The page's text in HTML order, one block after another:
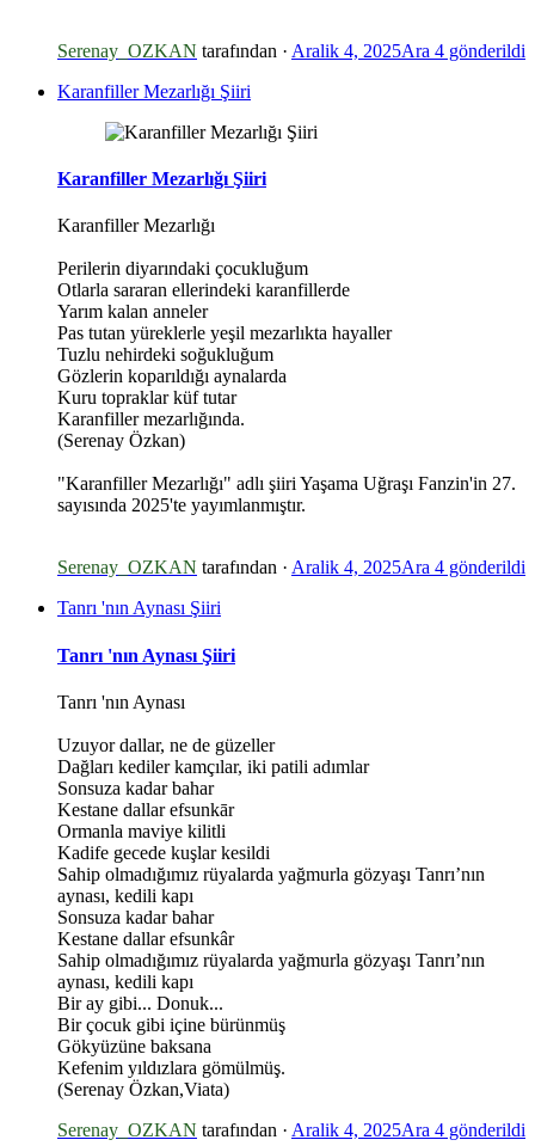
Serenay_OZKAN tarafından · Aralik 4, 2025Ara 4 gönderildi
Karanfiller Mezarlığı Şiiri
Karanfiller Mezarlığı Şiiri
Karanfiller Mezarlığı
Perilerin diyarındaki çocukluğum
Otlarla sararan ellerindeki karanfillerde
Yarım kalan anneler
Pas tutan yüreklerle yeşil mezarlıkta hayaller
Tuzlu nehirdeki soğukluğum
Gözlerin koparıldığı aynalarda
Kuru topraklar küf tutar
Karanfiller mezarlığında.
(Serenay Özkan)
"Karanfiller Mezarlığı" adlı şiiri Yaşama Uğraşı Fanzin'in 27.
sayısında 2025'te yayımlanmıştır.
Serenay_OZKAN tarafından · Aralik 4, 2025Ara 4 gönderildi
Tanrı 'nın Aynası Şiiri
Tanrı 'nın Aynası Şiiri
Tanrı 'nın Aynası
Uzuyor dallar, ne de güzeller
Dağları kediler kamçılar, iki patili adımlar
Sonsuza kadar bahar
Kestane dallar efsunkār
Ormanla maviye kilitli
Kadife gecede kuşlar kesildi
Sahip olmadığımız rüyalarda yağmurla gözyaşı Tanrı’nın
aynası, kedili kapı
Sonsuza kadar bahar
Kestane dallar efsunkâr
Sahip olmadığımız rüyalarda yağmurla gözyaşı Tanrı’nın
aynası, kedili kapı
Bir ay gibi... Donuk...
Bir çocuk gibi içine bürünmüş
Gökyüzüne baksana
Kefenim yıldızlara gömülmüş.
(Serenay Özkan,Viata)
Serenay_OZKAN tarafından · Aralik 4, 2025Ara 4 gönderildi
*